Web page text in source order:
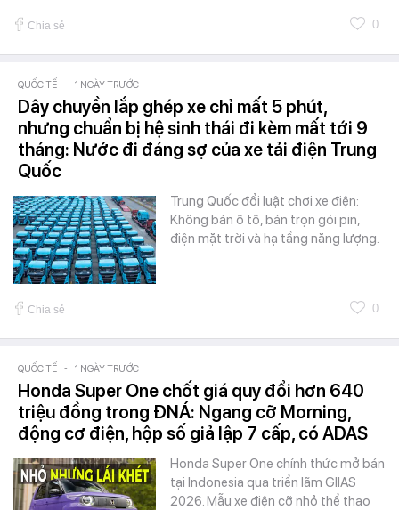
Chia sẻ 0
QUỐC TẾ - 1 NGÀY TRƯỚC
Dây chuyền lắp ghép xe chỉ mất 5 phút,
nhưng chuẩn bị hệ sinh thái đi kèm mất tới 9
tháng: Nước đi đáng sợ của xe tải điện Trung
Quốc
Trung Quốc đổi luật chơi xe điện:
Không bán ô tô, bán trọn gói pin,
điện mặt trời và hạ tầng năng lượng.
Chia sẻ 0
QUỐC TẾ - 1 NGÀY TRƯỚC
Honda Super One chốt giá quy đổi hơn 640
triệu đồng trong ĐNÁ: Ngang cỡ Morning,
động cơ điện, hộp số giả lập 7 cấp, có ADAS
Honda Super One chính thức mở bán
tại Indonesia qua triển lãm GIIAS
2026. Mẫu xe điện cỡ nhỏ thể thao